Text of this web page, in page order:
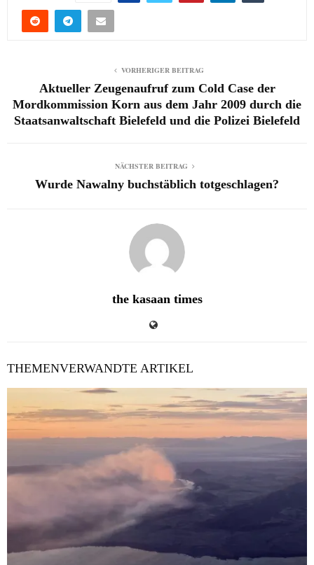
VORHERIGER BEITRAG
Aktueller Zeugenaufruf zum Cold Case der
Mordkommission Korn aus dem Jahr 2009 durch die
Staatsanwaltschaft Bielefeld und die Polizei Bielefeld
NÄCHSTER BEITRAG
Wurde Nawalny buchstäblich totgeschlagen?
the kasaan times
THEMENVERWANDTE ARTIKEL